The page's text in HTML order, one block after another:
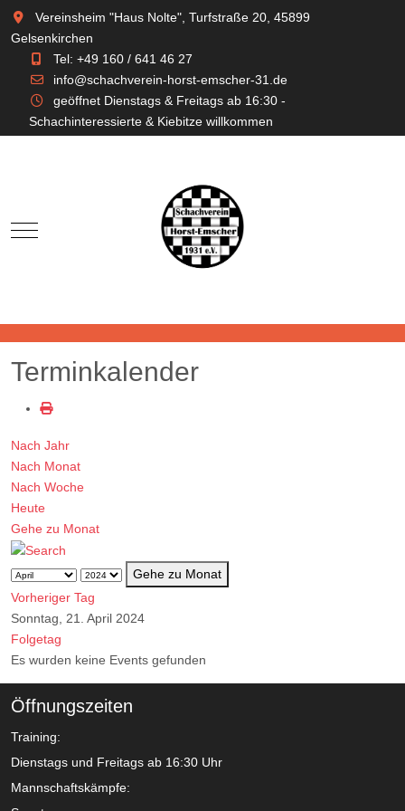
Vereinsheim "Haus Nolte", Turfstraße 20, 45899
Gelsenkirchen
Tel: +49 160 / 641 46 27
info@schachverein-horst-emscher-31.de
geöffnet Dienstags & Freitags ab 16:30 -
Schachinteressierte & Kiebitze willkommen
Mobile Menu Toggle
Terminkalender
Nach Jahr
Nach Monat
Nach Woche
Heute
Gehe zu Monat
Gehe zu Monat
Vorheriger Tag
Sonntag, 21. April 2024
Folgetag
Es wurden keine Events gefunden
Öffnungszeiten
Training:
Dienstags und Freitags ab 16:30 Uhr
Mannschaftskämpfe: